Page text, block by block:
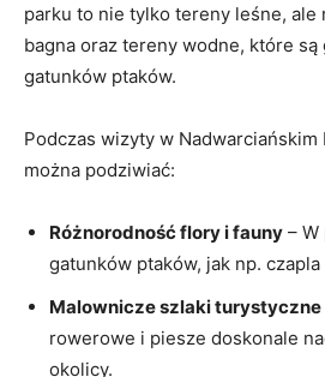
‌parku ​to nie tylko tereny leśne, ​ale​
bagna oraz tereny wodne, które są
gatunków⁤ ptaków.
Podczas wizyty ⁢w
można podziwiać:
Różnorodność flory​ i fauny –
gatunków ptaków,⁢ jak ​np.
Malownicze szlaki turystyczne
rowerowe i⁤ piesze doskonale
⁢okolicy.